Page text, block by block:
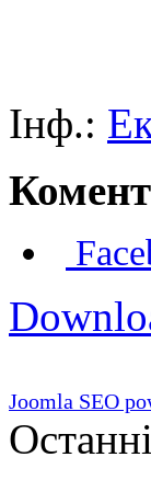
Інф.:
Joomla SEO